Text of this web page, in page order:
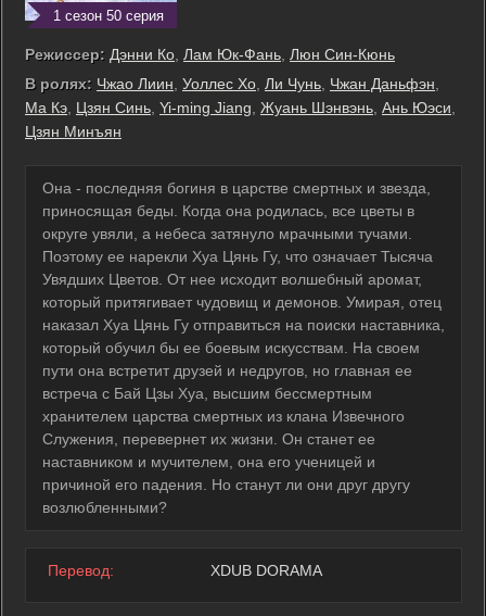
1 сезон 50 серия
Режиссер: Дэнни Ко Лам Юк-Фань Люн Син-Кюнь
В ролях: Чжао Лиин Уоллес Хо Ли Чунь Чжан Даньфэн
Ма Кэ Цзян Синь Yi-ming Jiang Жуань Шэнвэнь Ань Юэси
Цзян Минъян
Она - последняя богиня в царстве смертных и звезда,
приносящая беды. Когда она родилась, все цветы в
округе увяли, а небеса затянуло мрачными тучами.
Поэтому ее нарекли Хуа Цянь Гу, что означает Тысяча
Увядших Цветов. От нее исходит волшебный аромат,
который притягивает чудовищ и демонов. Умирая, отец
наказал Хуа Цянь Гу отправиться на поиски наставника,
который обучил бы ее боевым искусствам. На своем
пути она встретит друзей и недругов, но главная ее
встреча с Бай Цзы Хуа, высшим бессмертным
хранителем царства смертных из клана Извечного
Служения, перевернет их жизни. Он станет ее
наставником и мучителем, она его ученицей и
причиной его падения. Но станут ли они друг другу
возлюбленными?
Перевод: XDUB DORAMA